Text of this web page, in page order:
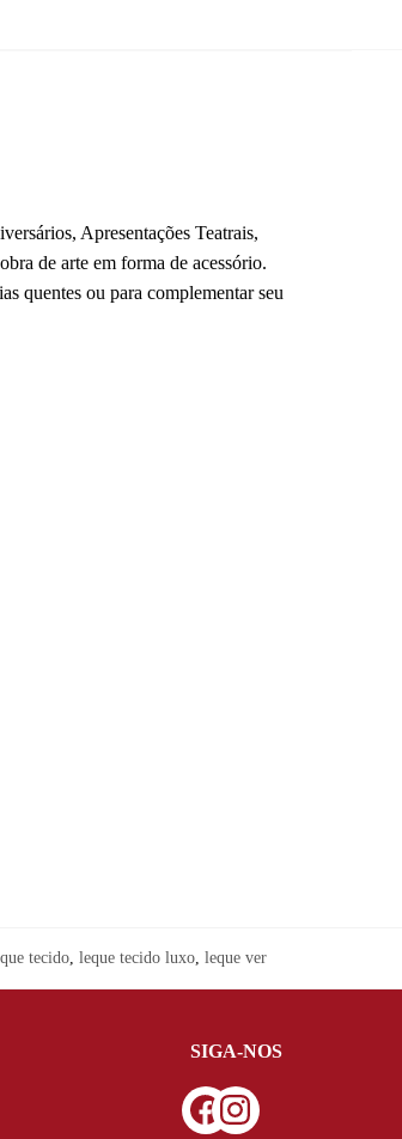
Apresentações Teatrais,
de arte em forma de acessório.
quentes ou para complementar seu
tecido, leque tecido luxo, leque ver
SIGA-NOS